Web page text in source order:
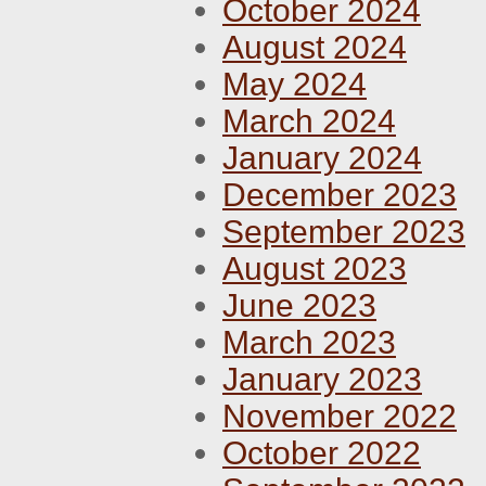
October 2024
August 2024
May 2024
March 2024
January 2024
December 2023
September 2023
August 2023
June 2023
March 2023
January 2023
November 2022
October 2022